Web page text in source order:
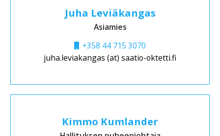
Juha Leviäkangas
Asiamies
+358 44 715 3070
juha.leviakangas (at) saatio-oktetti.fi
Kimmo Kumlander